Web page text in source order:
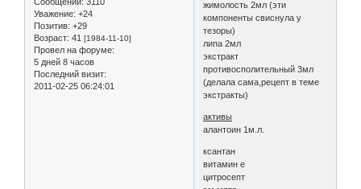
Уважение: +24
Позитив: +29
Возраст: 41 [1984-11-10]
Провел на форуме:
5 дней 8 часов
Последний визит:
2011-02-25 06:24:01
жимолость 2мл (эти
компоненты свиснула у
тезоры)
липа 2мл
экстракт
противосполительный 3мл
(делала сама,рецепт в теме
экстракты)
активы
алантоин 1м.л.
ксантан
витамин е
цитросепт